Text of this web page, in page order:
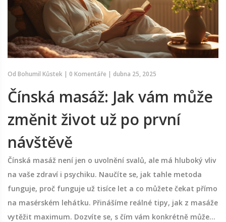
Od Bohumil Kůstek | 0 Komentáře | dubna 25, 2025
Čínská masáž: Jak vám může
změnit život už po první
návštěvě
Čínská masáž není jen o uvolnění svalů, ale má hluboký vliv
na vaše zdraví i psychiku. Naučíte se, jak tahle metoda
funguje, proč funguje už tisíce let a co můžete čekat přímo
na masérském lehátku. Přinášíme reálné tipy, jak z masáže
vytěžit maximum. Dozvíte se, s čím vám konkrétně může